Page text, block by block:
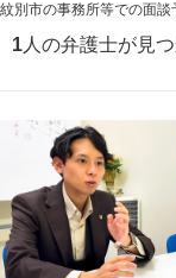
紋別市の事務所等での面談
1 人の弁護士が見